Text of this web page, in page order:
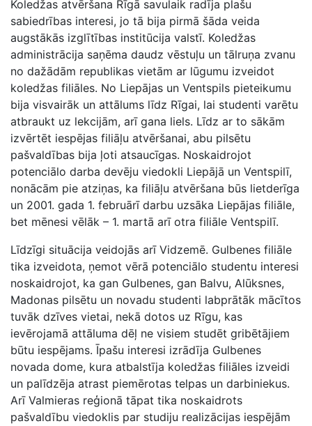
Koledžas atvēršana Rīgā savulaik radīja plašu
sabiedrības interesi, jo tā bija pirmā šāda veida
augstākās izglītības institūcija valstī. Koledžas
administrācija saņēma daudz vēstuļu un tālruņa zvanu
no dažādām republikas vietām ar lūgumu izveidot
koledžas filiāles. No Liepājas un Ventspils pieteikumu
bija visvairāk un attālums līdz Rīgai, lai studenti varētu
atbraukt uz lekcijām, arī gana liels. Līdz ar to sākām
izvērtēt iespējas filiāļu atvēršanai, abu pilsētu
pašvaldības bija ļoti atsaucīgas. Noskaidrojot
potenciālo darba devēju viedokli Liepājā un Ventspilī,
nonācām pie atziņas, ka filiāļu atvēršana būs lietderīga
un 2001. gada 1. februārī darbu uzsāka Liepājas filiāle,
bet mēnesi vēlāk – 1. martā arī otra filiāle Ventspilī.
Līdzīgi situācija veidojās arī Vidzemē. Gulbenes filiāle
tika izveidota, ņemot vērā potenciālo studentu interesi
noskaidrojot, ka gan Gulbenes, gan Balvu, Alūksnes,
Madonas pilsētu un novadu studenti labprātāk mācītos
tuvāk dzīves vietai, nekā dotos uz Rīgu, kas
ievērojamā attāluma dēļ ne visiem studēt gribētājiem
būtu iespējams. Īpašu interesi izrādīja Gulbenes
novada dome, kura atbalstīja koledžas filiāles izveidi
un palīdzēja atrast piemērotas telpas un darbiniekus.
Arī Valmieras reģionā tāpat tika noskaidrots
pašvaldību viedoklis par studiju realizācijas iespējām